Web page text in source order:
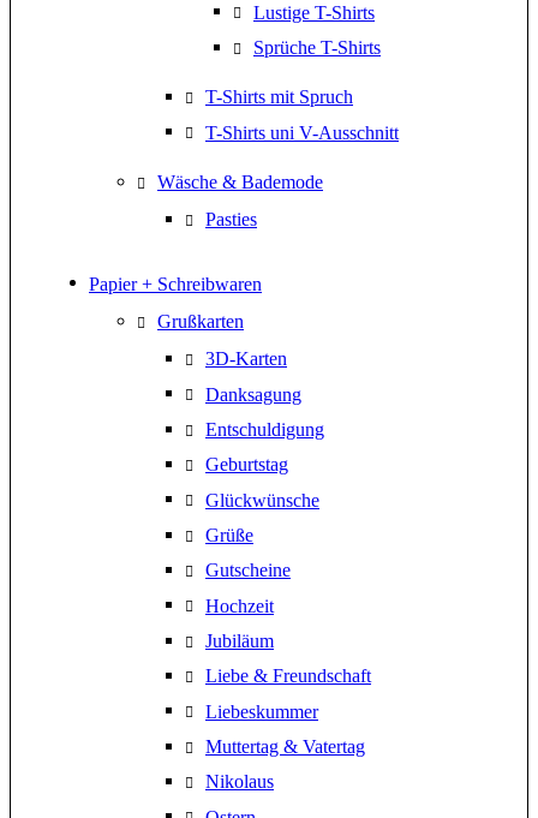
Lustige T-Shirts
Sprüche T-Shirts
T-Shirts mit Spruch
T-Shirts uni V-Ausschnitt
Wäsche & Bademode
Pasties
Papier + Schreibwaren
Grußkarten
3D-Karten
Danksagung
Entschuldigung
Geburtstag
Glückwünsche
Grüße
Gutscheine
Hochzeit
Jubiläum
Liebe & Freundschaft
Liebeskummer
Muttertag & Vatertag
Nikolaus